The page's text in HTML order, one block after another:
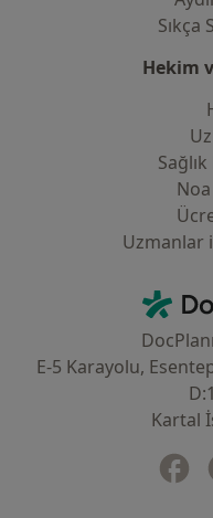
Sıkça
Hekim
Uzmanlar
E-5 Karayolu,
Kartal